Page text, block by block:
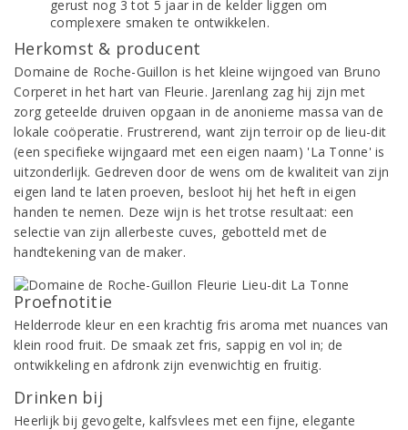
gerust nog 3 tot 5 jaar in de kelder liggen om
complexere smaken te ontwikkelen.
Herkomst & producent
Domaine de Roche-Guillon is het kleine wijngoed van Bruno
Corperet in het hart van Fleurie. Jarenlang zag hij zijn met
zorg geteelde druiven opgaan in de anonieme massa van de
lokale coöperatie. Frustrerend, want zijn terroir op de lieu-dit
(een specifieke wijngaard met een eigen naam) 'La Tonne' is
uitzonderlijk. Gedreven door de wens om de kwaliteit van zijn
eigen land te laten proeven, besloot hij het heft in eigen
handen te nemen. Deze wijn is het trotse resultaat: een
selectie van zijn allerbeste cuves, gebotteld met de
handtekening van de maker.
Proefnotitie
Helderrode kleur en een krachtig fris aroma met nuances van
klein rood fruit. De smaak zet fris, sappig en vol in; de
ontwikkeling en afdronk zijn evenwichtig en fruitig.
Drinken bij
Heerlijk bij gevogelte, kalfsvlees met een fijne, elegante